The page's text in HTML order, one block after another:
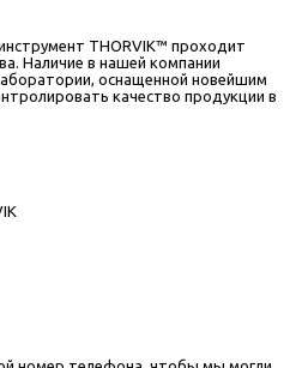
THORVIK™ проходит
Наличие в нашей компании
оснащенной новейшим
качество продукции в